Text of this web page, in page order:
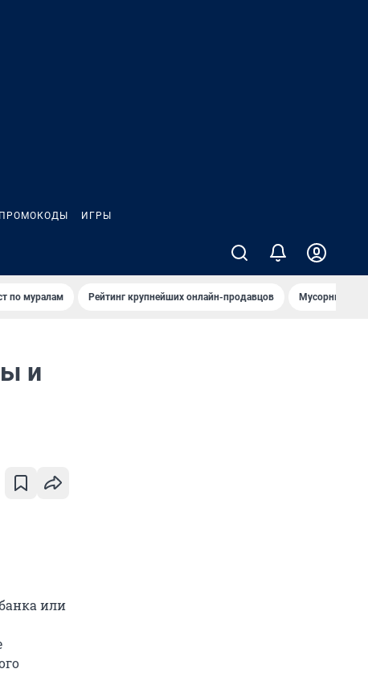
ПРОМОКОДЫ ИГРЫ
по мурaлaм Рейтинг крупнейших онлайн-продавцов Мусорный
и
или